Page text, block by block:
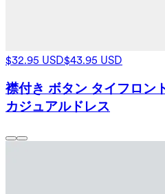
$32.95 USD$43.95 USD
襟付き ボタン タイフロン
カジュアルドレス